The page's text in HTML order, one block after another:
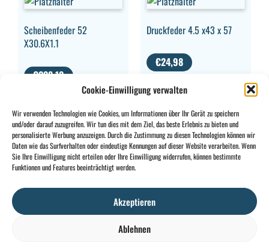
Cookie-Einwilligung verwalten
Wir verwenden Technologien wie Cookies, um Informationen über Ihr Gerät zu speichern
und/oder darauf zuzugreifen. Wir tun dies mit dem Ziel, das beste Erlebnis zu bieten und
personalisierte Werbung anzuzeigen. Durch die Zustimmung zu diesen Technologien können wir
Daten wie das Surfverhalten oder eindeutige Kennungen auf dieser Website verarbeiten. Wenn
Sie Ihre Einwilligung nicht erteilen oder Ihre Einwilligung widerrufen, können bestimmte
Funktionen und Features beeinträchtigt werden.
Akzeptieren
Ablehnen
Scheibenfeder 52
X30.6X1.1
€238,19
Druckfeder 4.5 x43 x 57
€24,98
AUSGESCHLOSSEN
CONTACT
+32 2 897 34Rue des
INFO
Allgemeine
BE0734